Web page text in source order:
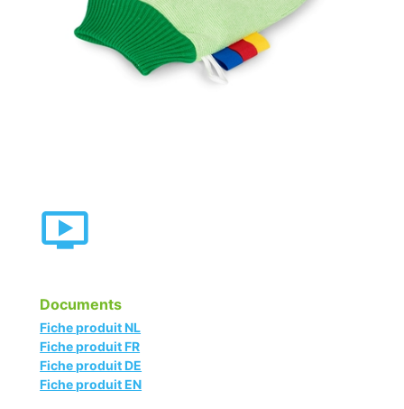
Documents
Fiche produit NL
Fiche produit FR
Fiche produit DE
Fiche produit EN